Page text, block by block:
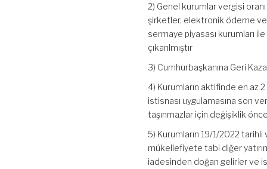
2) Genel kurumlar vergisi oranı
şirketler, elektronik ödeme ve
sermaye piyasası kurumları
çıkarılmıştır
3) Cumhurbaşkanına Geri
4) Kurumların aktifinde en az
istisnası uygulamasına son
taşınmazlar için değişiklik
5) Kurumların 19/1/2022 tarihli
mükellefiyete tabi diğer
iadesinden doğan gelirler ve